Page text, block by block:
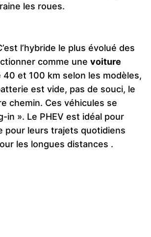
les roues.
l’hybride le plus évolué des
comme une voiture
et 100 km selon les modèles,
est vide, pas de souci, le
chemin. Ces véhicules se
in ». Le PHEV est idéal pour
pour leurs trajets quotidiens
les longues distances​ .